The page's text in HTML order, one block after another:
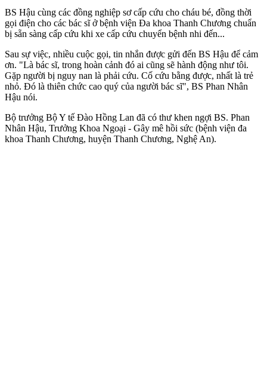
BS Hậu cùng các đồng nghiệp sơ cấp cứu cho cháu bé, đồng thời
gọi điện cho các bác sĩ ở bệnh viện Đa khoa Thanh Chương chuẩn
bị sẵn sàng cấp cứu khi xe cấp cứu chuyển bệnh nhi đến...
Sau sự việc, nhiều cuộc gọi, tin nhắn được gửi đến BS Hậu để cảm
ơn. "Là bác sĩ, trong hoàn cảnh đó ai cũng sẽ hành động như tôi.
Gặp người bị nguy nan là phải cứu. Cố cứu bằng được, nhất là trẻ
nhỏ. Đó là thiên chức cao quý của người bác sĩ", BS Phan Nhân
Hậu nói.
Bộ trưởng Bộ Y tế Đào Hồng Lan đã có thư khen ngợi BS. Phan
Nhân Hậu, Trưởng Khoa Ngoại - Gây mê hồi sức (bệnh viện đa
khoa Thanh Chương, huyện Thanh Chương, Nghệ An).